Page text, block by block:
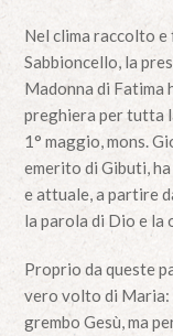
Nel clima raccolto
Sabbioncello, la
Madonna di Fatima
preghiera per tutta
1° maggio, mons.
emerito di Gibuti,
e attuale, a partire
la parola di Dio e la
Proprio da queste
vero volto di Maria:
grembo Gesù, ma